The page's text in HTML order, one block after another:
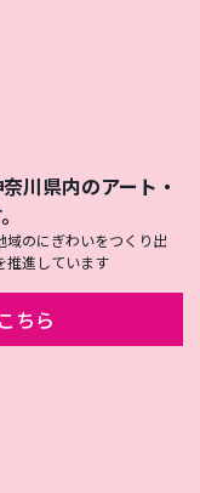
川県内のアート・
のにぎわいをつくり出
推進しています
ちら